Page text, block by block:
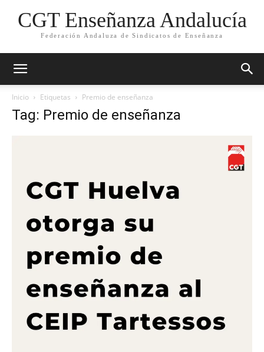
CGT Enseñanza Andalucía
Federación Andaluza de Sindicatos de Enseñanza
Inicio Etiquetas Premio de enseñanza
Tag: Premio de enseñanza